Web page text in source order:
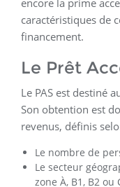
encore la prime
caractéristiques de
financement.
Le Prêt
Le PAS est destiné
Son obtention est
revenus, définis
Le nombre de
Le secteur
zone À, B1, B2 ou